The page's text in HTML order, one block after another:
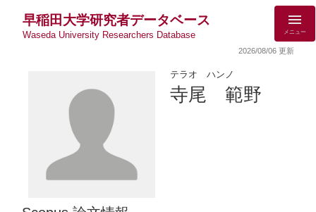
早稲田大学研究者データベース
Waseda University Researchers Database メニュー
2026/08/06 更新
テラオ ハンノ
寺尾 範野